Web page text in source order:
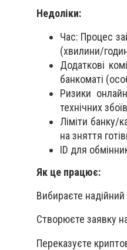
Недоліки:
Час: Процес
(хвилини/
Додаткові
банкоматі
Ризики
технічних
Ліміти банку/
на зняття
ID для
Як це працює:
Вибираєте
Створюєте заявку
Переказуєте